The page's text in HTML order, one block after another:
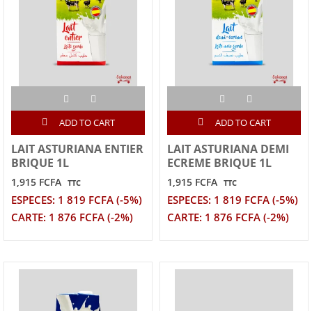
ADD TO CART
LAIT ASTURIANA ENTIER
BRIQUE 1L
1,915 FCFA TTC
ESPECES: 1 819 FCFA (-5%)
CARTE: 1 876 FCFA (-2%)
ADD TO CART
LAIT ASTURIANA DEMI
ECREME BRIQUE 1L
1,915 FCFA TTC
ESPECES: 1 819 FCFA (-5%)
CARTE: 1 876 FCFA (-2%)